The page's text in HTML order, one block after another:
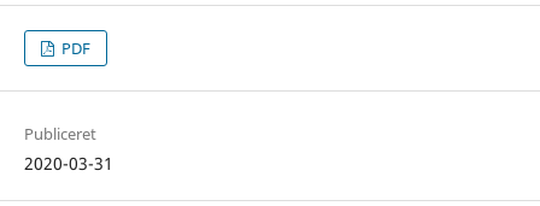
PDF
Publiceret
2020-03-31